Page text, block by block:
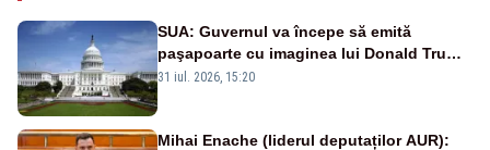
SUA: Guvernul va începe să emită
paşapoarte cu imaginea lui Donald Trump
începând cu 8 august
31 iul. 2026, 15:20
Mihai Enache (liderul deputaților AUR):